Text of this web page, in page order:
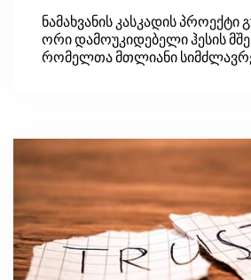
ნამახვანის კასკადის პროექტი
ორი დამოუკიდებელი ჰესის
რომელთა მთლიანი სიმძლავრე
კმ-ში უნდა აშენდეს. პროექტს
ნორვეგიული Clean Energy Group
წილით) და თურქული ENKA
(90%-იანი წილით)